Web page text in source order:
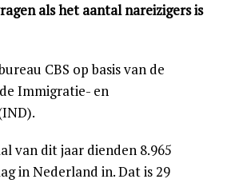
als het aantal nareizigers is
CBS op basis van de
Immigratie- en
van dit jaar dienden 8.965
in Nederland in. Dat is 29